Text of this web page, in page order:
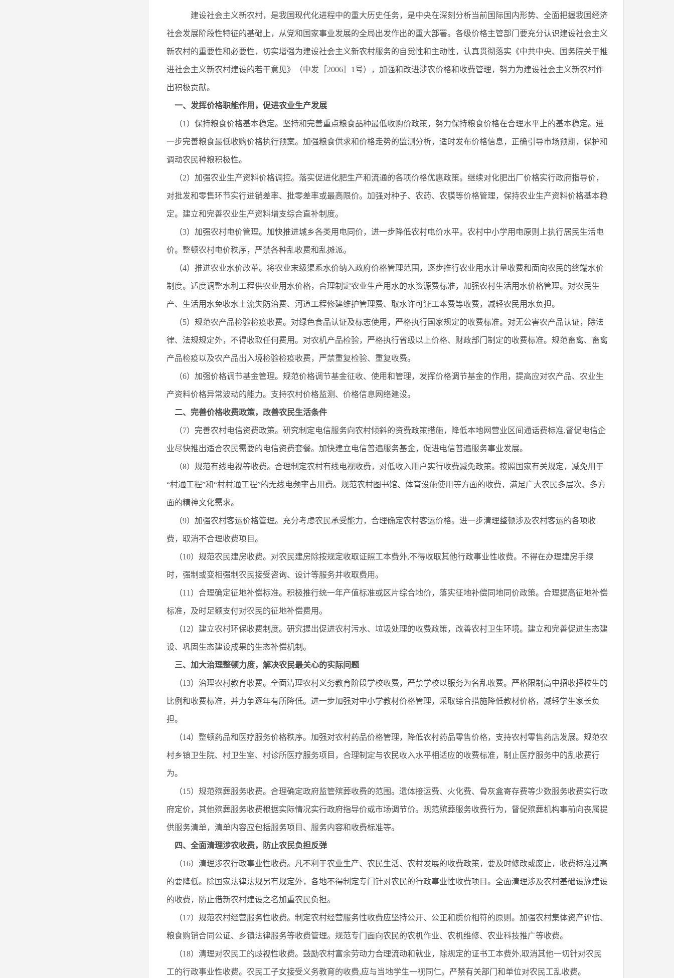
建设社会主义新农村，是我国现代化进程中的重大历史任务，是中央在深刻分析当前国际国内形势、全面把握我国经济
社会发展阶段性特征的基础上，从党和国家事业发展的全局出发作出的重大部署。各级价格主管部门要充分认识建设社会主义
新农村的重要性和必要性，切实增强为建设社会主义新农村服务的自觉性和主动性，认真贯彻落实《中共中央、国务院关于推
进社会主义新农村建设的若干意见》（中发［2006］1号），加强和改进涉农价格和收费管理，努力为建设社会主义新农村作
出积极贡献。
一、发挥价格职能作用，促进农业生产发展
（1）保持粮食价格基本稳定。坚持和完善重点粮食品种最低收购价政策，努力保持粮食价格在合理水平上的基本稳定。进
一步完善粮食最低收购价格执行预案。加强粮食供求和价格走势的监测分析，适时发布价格信息，正确引导市场预期，保护和
调动农民种粮积极性。
（2）加强农业生产资料价格调控。落实促进化肥生产和流通的各项价格优惠政策。继续对化肥出厂价格实行政府指导价，
对批发和零售环节实行进销差率、批零差率或最高限价。加强对种子、农药、农膜等价格管理，保持农业生产资料价格基本稳
定。建立和完善农业生产资料增支综合直补制度。
（3）加强农村电价管理。加快推进城乡各类用电同价，进一步降低农村电价水平。农村中小学用电原则上执行居民生活电
价。整顿农村电价秩序，严禁各种乱收费和乱摊派。
（4）推进农业水价改革。将农业末级渠系水价纳入政府价格管理范围，逐步推行农业用水计量收费和面向农民的终端水价
制度。适度调整水利工程供农业用水价格，合理制定农业生产用水的水资源费标准，加强农村生活用水价格管理。对农民生
产、生活用水免收水土流失防治费、河道工程修建维护管理费、取水许可证工本费等收费，减轻农民用水负担。
（5）规范农产品检验检疫收费。对绿色食品认证及标志使用，严格执行国家规定的收费标准。对无公害农产品认证，除法
律、法规规定外，不得收取任何费用。对农机产品检验，严格执行省级以上价格、财政部门制定的收费标准。规范畜禽、畜禽
产品检疫以及农产品出入境检验检疫收费，严禁重复检验、重复收费。
（6）加强价格调节基金管理。规范价格调节基金征收、使用和管理，发挥价格调节基金的作用，提高应对农产品、农业生
产资料价格异常波动的能力。支持农村价格监测、价格信息网络建设。
二、完善价格收费政策，改善农民生活条件
（7）完善农村电信资费政策。研究制定电信服务向农村倾斜的资费政策措施，降低本地网营业区间通话费标准,督促电信企
业尽快推出适合农民需要的电信资费套餐。加快建立电信普遍服务基金，促进电信普遍服务事业发展。
（8）规范有线电视等收费。合理制定农村有线电视收费，对低收入用户实行收费减免政策。按照国家有关规定，减免用于
“村通工程”和“村村通工程”的无线电频率占用费。规范农村图书馆、体育设施使用等方面的收费，满足广大农民多层次、多方
面的精神文化需求。
（9）加强农村客运价格管理。充分考虑农民承受能力，合理确定农村客运价格。进一步清理整顿涉及农村客运的各项收
费，取消不合理收费项目。
（10）规范农民建房收费。对农民建房除按规定收取证照工本费外,不得收取其他行政事业性收费。不得在办理建房手续
时，强制或变相强制农民接受咨询、设计等服务并收取费用。
（11）合理确定征地补偿标准。积极推行统一年产值标准或区片综合地价，落实征地补偿同地同价政策。合理提高征地补偿
标准，及时足额支付对农民的征地补偿费用。
（12）建立农村环保收费制度。研究提出促进农村污水、垃圾处理的收费政策，改善农村卫生环境。建立和完善促进生态建
设、巩固生态建设成果的生态补偿机制。
三、加大治理整顿力度，解决农民最关心的实际问题
（13）治理农村教育收费。全面清理农村义务教育阶段学校收费，严禁学校以服务为名乱收费。严格限制高中招收择校生的
比例和收费标准，并力争逐年有所降低。进一步加强对中小学教材价格管理，采取综合措施降低教材价格，减轻学生家长负
担。
（14）整顿药品和医疗服务价格秩序。加强对农村药品价格管理，降低农村药品零售价格，支持农村零售药店发展。规范农
村乡镇卫生院、村卫生室、村诊所医疗服务项目，合理制定与农民收入水平相适应的收费标准，制止医疗服务中的乱收费行
为。
（15）规范殡葬服务收费。合理确定政府监管殡葬收费的范围。遗体接运费、火化费、骨灰盒寄存费等少数服务收费实行政
府定价，其他殡葬服务收费根据实际情况实行政府指导价或市场调节价。规范殡葬服务收费行为，督促殡葬机构事前向丧属提
供服务清单，清单内容应包括服务项目、服务内容和收费标准等。
四、全面清理涉农收费，防止农民负担反弹
（16）清理涉农行政事业性收费。凡不利于农业生产、农民生活、农村发展的收费政策，要及时修改或废止，收费标准过高
的要降低。除国家法律法规另有规定外，各地不得制定专门针对农民的行政事业性收费项目。全面清理涉及农村基础设施建设
的收费，防止借新农村建设之名加重农民负担。
（17）规范农村经营服务性收费。制定农村经营服务性收费应坚持公开、公正和质价相符的原则。加强农村集体资产评估、
粮食购销合同公证、乡镇法律服务等收费管理。规范专门面向农民的农机作业、农机维修、农业科技推广等收费。
（18）清理对农民工的歧视性收费。鼓励农村富余劳动力合理流动和就业，除规定的证书工本费外,取消其他一切针对农民
工的行政事业性收费。农民工子女接受义务教育的收费,应与当地学生一视同仁。严禁有关部门和单位对农民工乱收费。